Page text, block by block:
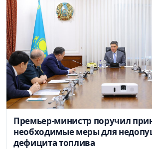
Премьер-министр поручил
необходимые меры для
дефицита топлива